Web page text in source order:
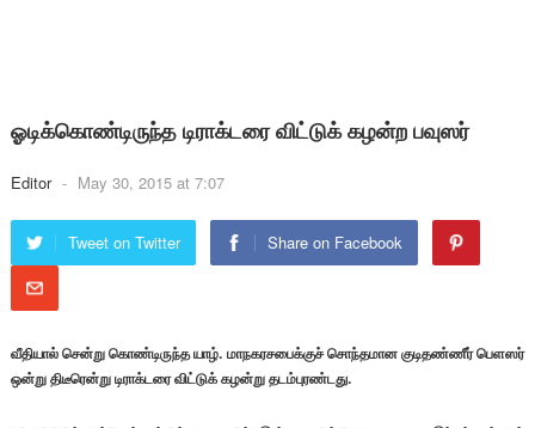
ஓடிக்கொண்டிருந்த டிராக்டரை விட்டுக் கழன்ற பவுஸர்
Editor - May 30, 2015 at 7:07
Tweet on Twitter Share on Facebook
வீதியால் சென்று கொண்டிருந்த யாழ். மாநகரசபைக்குச் சொந்தமான குடிதண்ணீர் பெளஸர்
ஒன்று திடீரென்று டிராக்டரை விட்டுக் கழன்று தடம்புரண்டது.